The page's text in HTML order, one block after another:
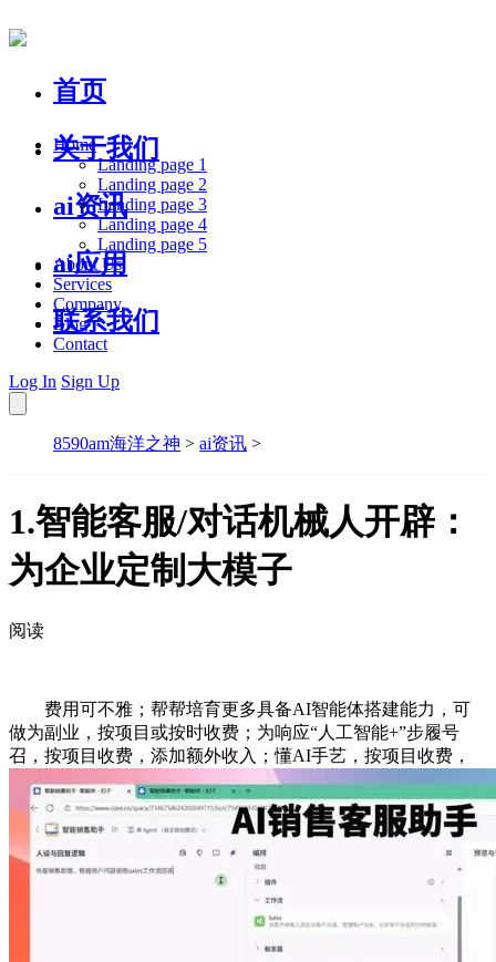
首页
关于我们
ai资讯
ai应用
联系我们
Home
Landing page 1
Landing page 2
Landing page 3
Landing page 4
Landing page 5
About Us
Services
Company
Blog
Contact
Log In Sign Up
8590am海洋之神 > ai资讯 >
1.智能客服/对话机械人开辟：
为企业定制大模子
阅读
费用可不雅；帮帮培育更多具备AI智能体搭建能力，可
做为副业，按项目或按时收费；为响应“人工智能+”步履号
召，按项目收费，添加额外收入；懂AI手艺，按项目收费，